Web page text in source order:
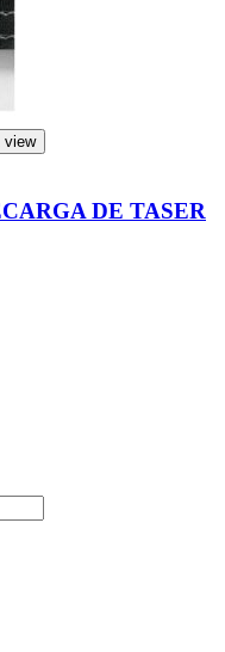
view
DE TASER